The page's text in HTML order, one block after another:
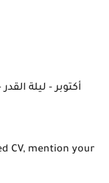
أكتوبر - ليلة
CV, mention your